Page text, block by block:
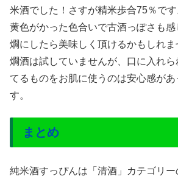
米酒でした！さすが精米歩合75％で
黄色がかった色合いで古酒っぽさも
燗にしたら美味しく頂けるかもしれ
燗酒は試していませんが、口に入れ
てるものをお肌に使うのは安心感が
す。
まとめ
純米酒すっぴんは「清酒」カテゴリ